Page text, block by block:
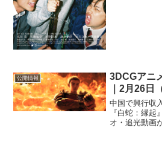
公開情報
3DCGアニ
｜2月26日
中国で興行収
『白蛇：縁起
オ・追光動画